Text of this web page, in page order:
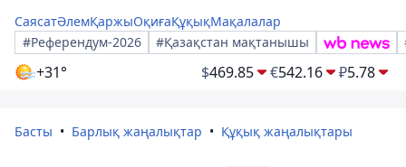
СаясатӘлемҚаржыОқиғаҚұқықМақалалар
#Референдум-2026
#Қазақстан мақтанышы
+31° $469.85 €542.16 ₽5.78
Басты Барлық жаңалықтар Құқық жаңалықтары